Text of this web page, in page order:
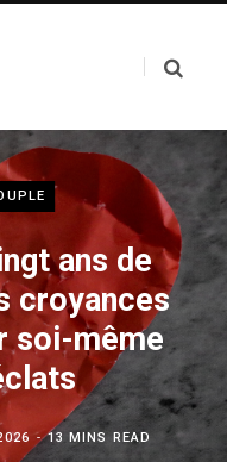
ans de
croyances
soi-même
13 MINS READ